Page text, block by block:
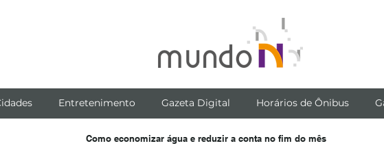
Entretenimento Gazeta Digital Horários de Ônibus
Como economizar água e reduzir a conta no fim do mês